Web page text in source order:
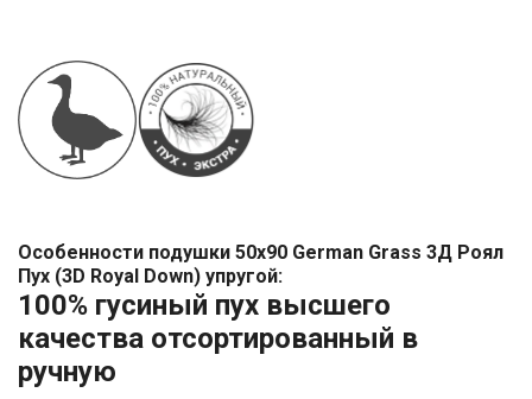
Особенности подушки 50x90 German Grass 3Д Роял
Пух (3D Royal Down) упругой:
100% гусиный пух высшего
качества отсортированный в
ручную